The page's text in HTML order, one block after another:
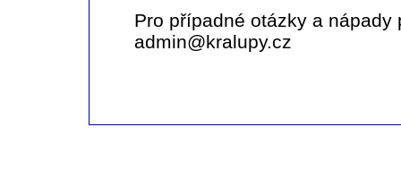
Pro případné otázky a nápady
admin@kralupy.cz